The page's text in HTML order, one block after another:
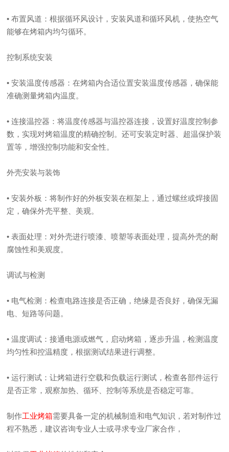
• 布置风道：根据循环风设计，安装风道和循环风机，使热空气
能够在烤箱内均匀循环。
控制系统安装
• 安装温度传感器：在烤箱内合适位置安装温度传感器，确保能
准确测量烤箱内温度。
• 连接温控器：将温度传感器与温控器连接，设置好温度控制参
数，实现对烤箱温度的精确控制。还可安装定时器、超温保护装
置等，增强控制功能和安全性。
外壳安装与装饰
• 安装外板：将制作好的外板安装在框架上，通过螺丝或焊接固
定，确保外壳平整、美观。
• 表面处理：对外壳进行喷漆、喷塑等表面处理，提高外壳的耐
腐蚀性和美观度。
调试与检测
• 电气检测：检查电路连接是否正确，绝缘是否良好，确保无漏
电、短路等问题。
• 温度调试：接通电源或燃气，启动烤箱，逐步升温，检测温度
均匀性和控温精度，根据测试结果进行调整。
• 运行测试：让烤箱进行空载和负载运行测试，检查各部件运行
是否正常，观察加热、循环、控制等系统是否稳定可靠。
制作工业烤箱需要具备一定的机械制造和电气知识，若对制作过
程不熟悉，建议咨询专业人士或寻求专业厂家合作，